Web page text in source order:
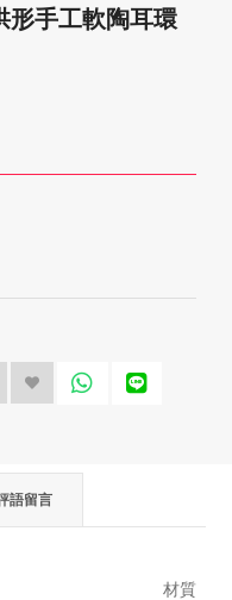
手工軟陶耳環
語留言
材質